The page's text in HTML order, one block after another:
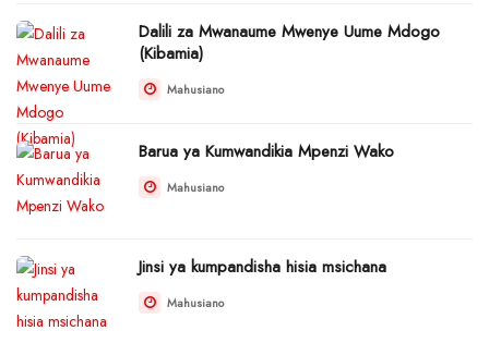
Dalili za Mwanaume Mwenye Uume Mdogo
(Kibamia)
Mahusiano
Barua ya Kumwandikia Mpenzi Wako
Mahusiano
Jinsi ya kumpandisha hisia msichana
Mahusiano